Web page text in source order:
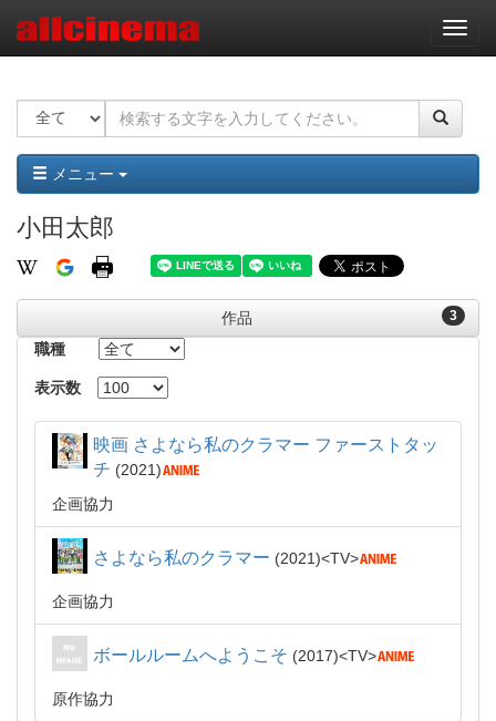
ナ
ビ
ー
ョ
ン
メニュー
小田太郎
3
作品
職種
表示数
映画 さよなら私のクラマー ファーストタッ
チ
2021
企画協力
さよなら私のクラマー 2021 TV
企画協力
ボールルームへようこそ 2017 TV
原作協力